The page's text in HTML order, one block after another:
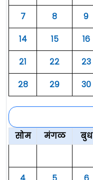
७
८ ९
१४
१५ १६
२१
२२ २३
२८
२९ ३०
सोम
मंगळ बुध